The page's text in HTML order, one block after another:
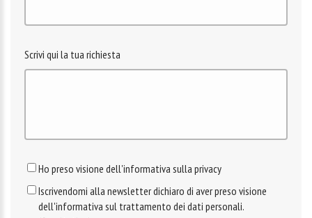
Scrivi qui la tua richiesta
Ho preso visione dell'informativa sulla privacy
Iscrivendomi alla newsletter dichiaro di aver preso visione
dell'informativa sul trattamento dei dati personali.